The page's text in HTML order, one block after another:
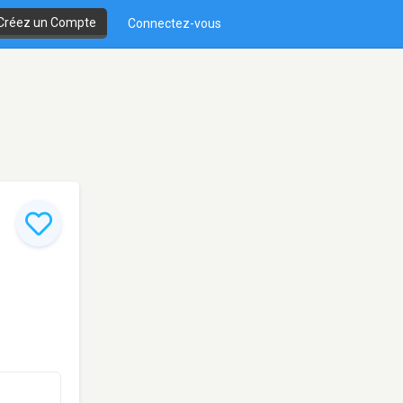
un Compte Connectez-vous